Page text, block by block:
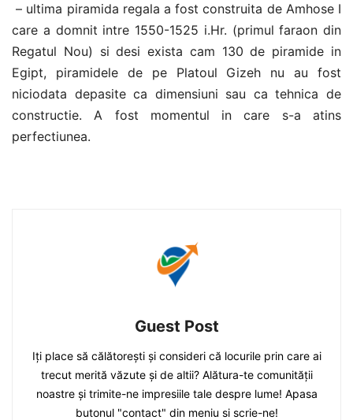
– ultima piramida regala a fost construita de Amhose I
care a domnit intre 1550-1525 i.Hr. (primul faraon din
Regatul Nou) si desi exista cam 130 de piramide in
Egipt, piramidele de pe Platoul Gizeh nu au fost
niciodata depasite ca dimensiuni sau ca tehnica de
constructie. A fost momentul in care s-a atins
perfectiunea.
Guest Post
Iți place să călătorești și consideri că locurile prin care ai
trecut merită văzute și de altii? Alătura-te comunității
noastre și trimite-ne impresiile tale despre lume! Apasa
butonul "contact" din meniu si scrie-ne!